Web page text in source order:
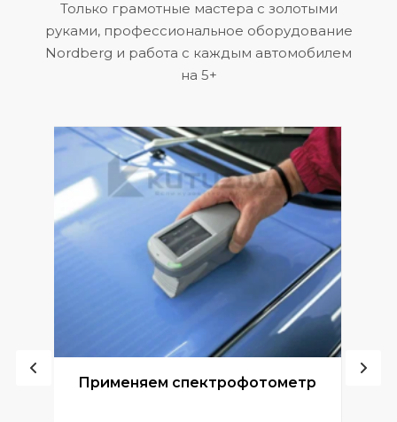
Только грамотные мастера с золотыми
руками, профессиональное оборудование
Nordberg и работа с каждым автомобилем
на 5+
Применяем спектрофотометр